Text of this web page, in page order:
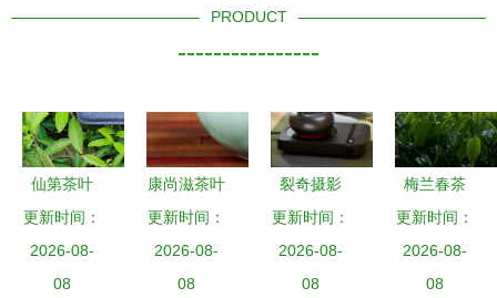
PRODUCT
----------------
仙第茶叶
品味山水间
的一抹清香
更新时间：
2026-08-
08
康尚滋茶叶
更新时间：
2026-08-
08
裂奇摄影
以茶艺炉诠
释光影工艺
美学
更新时间：
2026-08-
08
梅兰春茶
一缕春意，
半盏清香
更新时间：
2026-08-
08